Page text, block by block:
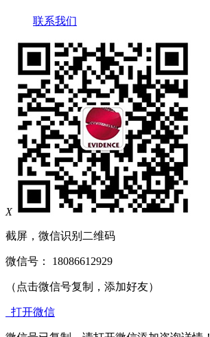
联系我们
X
截屏，微信识别二维码
微信号： 18086612929
（点击微信号复制，添加好友）
打开微信